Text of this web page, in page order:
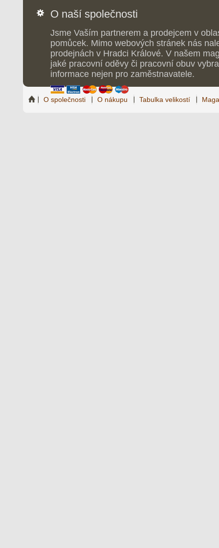
O naší společnosti
Jsme Vaším partnerem a prodejcem v
pomůcek. Mimo webových stránek nás
prodejnách v Hradci Králové. V našem
jaké pracovní oděvy či pracovní obuv
informace nejen pro zaměstnavatele.
O společnosti O nákupu Tabulka velikostí